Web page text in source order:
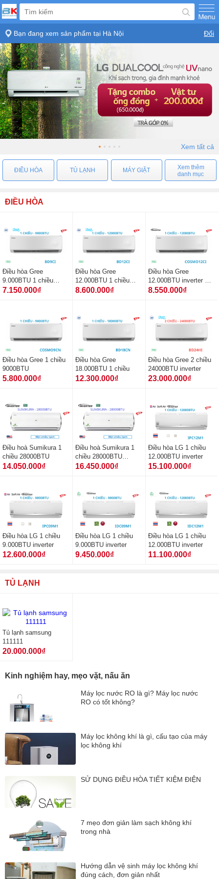
Bạn đang xem sản phẩm tại Hà Nội Đổi
Xem tất cả
ĐIỀU HÒA TỦ LẠNH MÁY GIẶT
Xem thêm
danh mục
ĐIỀU HÒA
Điều hòa Gree
9.000BTU 1 chiều
inverter
7.150.000₫
Điều hòa Gree
12.000BTU 1 chiều
inverter
8.600.000₫
Điều hòa Gree
12.000BTU inverter 1
chiều
8.550.000₫
Điều hòa Gree 1 chiều
9000BTU
5.800.000₫
Điều hòa Gree
18.000BTU 1 chiều
12.300.000₫
Điều hòa Gree 2 chiều
24000BTU inverter
23.000.000₫
Điều hoà Sumikura 1
chiều 28000BTU
14.050.000₫
Điều hoà Sumikura 1
chiều 28000BTU
inverter
16.450.000₫
Điều hòa LG 1 chiều
12.000BTU inverter
15.100.000₫
Điều hòa LG 1 chiều
9.000BTU inverter
12.600.000₫
Điều hòa LG 1 chiều
9.000BTU inverter
9.450.000₫
Điều hòa LG 1 chiều
12.000BTU inverter
11.100.000₫
TỦ LẠNH
Tủ lạnh samsung
111111
20.000.000₫
Kinh nghiệm hay, mẹo vặt, nấu ăn
Máy lọc nước RO là gì? Máy lọc nước
RO có tốt không?
Máy lọc không khí là gì, cấu tạo của máy
lọc không khí
SỬ DỤNG ĐIỀU HÒA TIẾT KIỆM ĐIỆN
7 mẹo đơn giản làm sạch không khí
trong nhà
Hướng dẫn vệ sinh máy lọc không khí
đúng cách, đơn giản nhất